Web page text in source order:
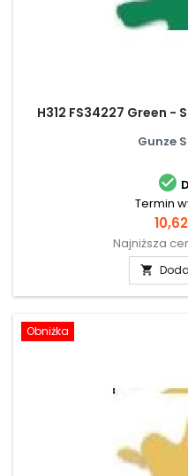
H312 FS34227 Green
Gunze

Termin
Cena
Najniższa

Obniżka